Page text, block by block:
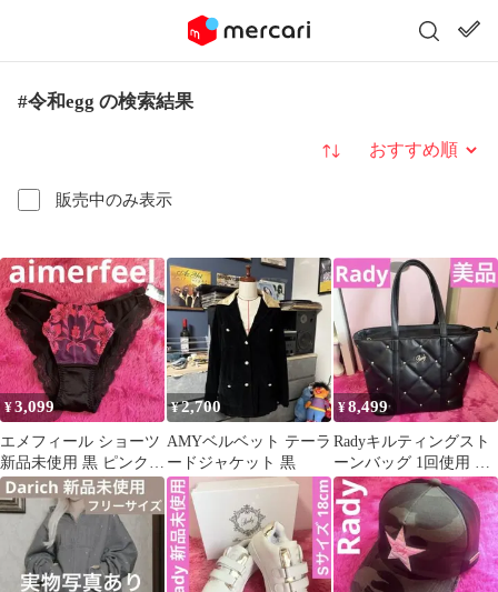
#令和egg の検索結果
販売中のみ表示
並び替え
¥3,099
エメフィール ショーツ
新品未使用 黒 ピンク
Mサイズ レース グリッ
ター
¥2,700
AMYベルベット テーラ
ードジャケット 黒
¥8,499
Radyキルティングスト
ーンバッグ 1回使用 極
美品 武藤静香 トートバ
ッグ